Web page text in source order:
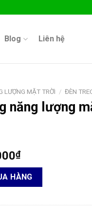
Blog Liên hệ
LƯỢNG MẶT TRỜI / ĐÈN
năng lượng
₫
mặt trời 40W BI-
HÀNG